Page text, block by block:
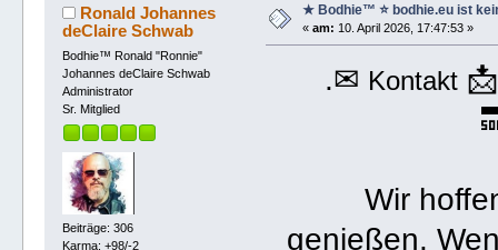
Ronald Johannes
deClaire Schwab
Bodhie™ Ronald "Ronnie"
Johannes deClaire Schwab
Administrator
Sr. Mitglied
Beiträge: 306
Karma: +98/-2
★ Bodhie™ ⭐️ bodhie.eu ist
« am: 10. April 2026, 17:47:53 »
.✉ Kontakt
Wir
genießen.